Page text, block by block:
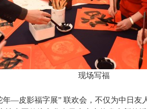
现场写福
年—皮影福字展” 联欢会，不仅为中日友